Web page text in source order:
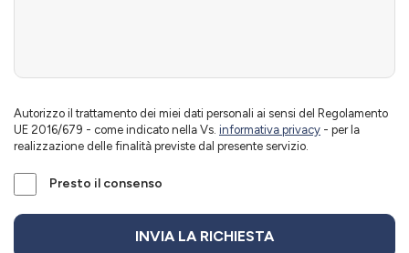
Autorizzo il trattamento dei miei dati personali ai sensi del Regolamento
UE 2016/679 - come indicato nella Vs. informativa privacy - per la
realizzazione delle finalità previste dal presente servizio.
Presto il consenso